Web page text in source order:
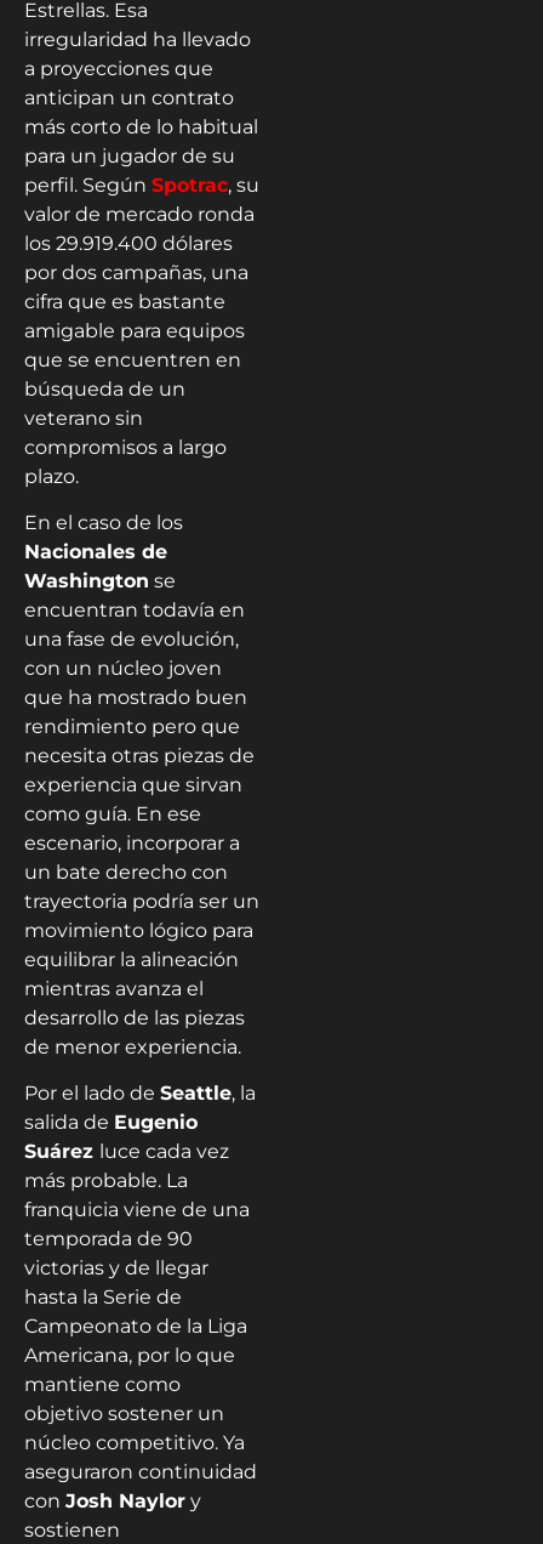
Estrellas. Esa
irregularidad ha llevado
a proyecciones que
anticipan un contrato
más corto de lo habitual
para un jugador de su
perfil. Según Spotrac, su
valor de mercado ronda
los 29.919.400 dólares
por dos campañas, una
cifra que es bastante
amigable para equipos
que se encuentren en
búsqueda de un
veterano sin
compromisos a largo
plazo.
En el caso de los
Nacionales de
Washington se
encuentran todavía en
una fase de evolución,
con un núcleo joven
que ha mostrado buen
rendimiento pero que
necesita otras piezas de
experiencia que sirvan
como guía. En ese
escenario, incorporar a
un bate derecho con
trayectoria podría ser un
movimiento lógico para
equilibrar la alineación
mientras avanza el
desarrollo de las piezas
de menor experiencia.
Por el lado de Seattle, la
salida de Eugenio
Suárez luce cada vez
más probable. La
franquicia viene de una
temporada de 90
victorias y de llegar
hasta la Serie de
Campeonato de la Liga
Americana, por lo que
mantiene como
objetivo sostener un
núcleo competitivo. Ya
aseguraron continuidad
con Josh Naylor y
sostienen